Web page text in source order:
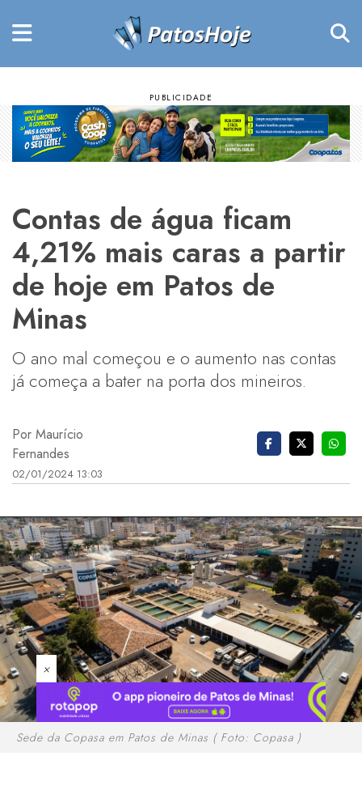
Contas de água ficam
4,21% mais caras a partir
de hoje em Patos de
Minas
O ano mal começou e o aumento nas contas
já começa a bater na porta dos mineiros.
Por Maurício
Fernandes
02/01/2024 13:03
×
Sede da Copasa em Patos de Minas ( Foto: Copasa )